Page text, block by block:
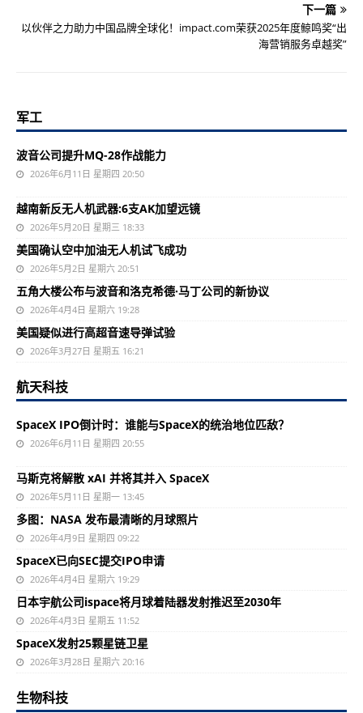
下一篇
以伙伴之力助力中国品牌全球化！impact.com荣获2025年度鲸鸣奖“出
海营销服务卓越奖”
军工
波音公司提升MQ-28作战能力
2026年6月11日 星期四 20:50
越南新反无人机武器:6支AK加望远镜
2026年5月20日 星期三 18:33
美国确认空中加油无人机试飞成功
2026年5月2日 星期六 20:51
五角大楼公布与波音和洛克希德·马丁公司的新协议
2026年4月4日 星期六 19:28
美国疑似进行高超音速导弹试验
2026年3月27日 星期五 16:21
航天科技
SpaceX IPO倒计时：谁能与SpaceX的统治地位匹敌？
2026年6月11日 星期四 20:55
马斯克将解散 xAI 并将其并入 SpaceX
2026年5月11日 星期一 13:45
多图：NASA 发布最清晰的月球照片
2026年4月9日 星期四 09:22
SpaceX已向SEC提交IPO申请
2026年4月4日 星期六 19:29
日本宇航公司ispace将月球着陆器发射推迟至2030年
2026年4月3日 星期五 11:52
SpaceX发射25颗星链卫星
2026年3月28日 星期六 20:16
生物科技